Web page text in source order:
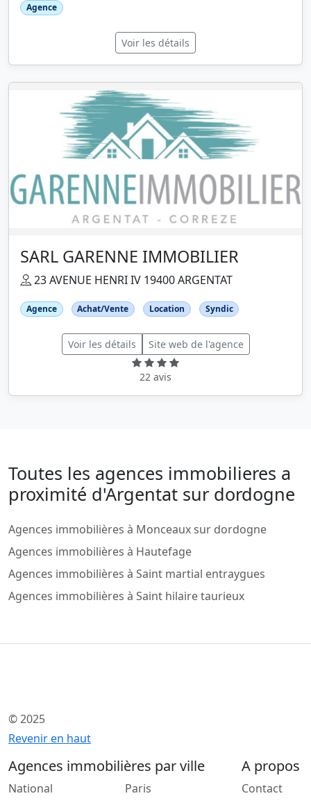
Agence
Voir les détails
SARL GARENNE IMMOBILIER
23 AVENUE HENRI IV 19400 ARGENTAT
Agence Achat/Vente Location Syndic
Voir les détails Site web de l'agence
22 avis
Toutes les agences immobilieres a
proximité d'Argentat sur dordogne
Agences immobilières à Monceaux sur dordogne
Agences immobilières à Hautefage
Agences immobilières à Saint martial entraygues
Agences immobilières à Saint hilaire taurieux
© 2025
Revenir en haut
Agences immobilières par ville
National
Paris
A propos
Contact